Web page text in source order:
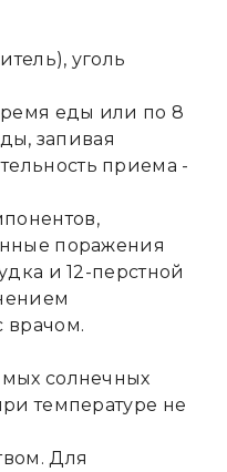
уголь
еды или по 8
запивая
приема -
поражения
и 12-перстной
врачом.
солнечных
температуре не
Для